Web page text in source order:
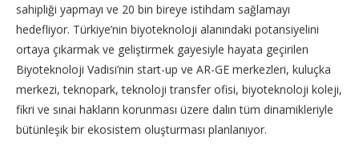
sahipliği yapmayı ve 20 bin bireye istihdam sağlamayı
hedefliyor. Türkiye’nin biyoteknoloji alanındaki potansiyelini
ortaya çıkarmak ve geliştirmek gayesiyle hayata geçirilen
Biyoteknoloji Vadisi’nin start-up ve AR-GE merkezleri, kuluçka
merkezi, teknopark, teknoloji transfer ofisi, biyoteknoloji koleji,
fikri ve sınai hakların korunması üzere dalın tüm dinamikleriyle
bütünleşik bir ekosistem oluşturması planlanıyor.